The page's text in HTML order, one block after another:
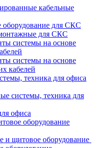
кабельные
оборудование для СКС
для СКС
системы на основе
системы на основе
кабелей
техника для офиса
системы, техника для
офиса
оборудование
и щитовое оборудование